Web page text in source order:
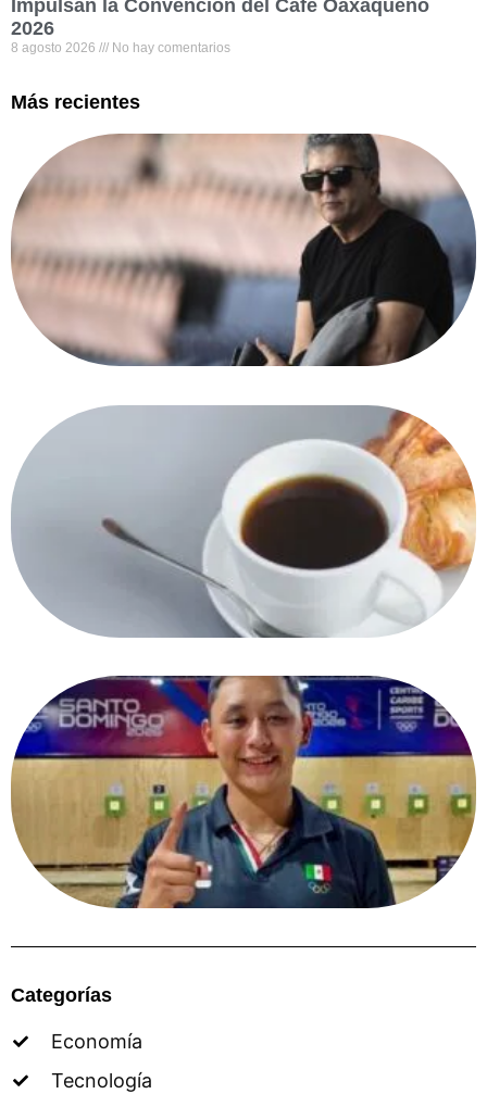
Impulsan la Convención del Café Oaxaqueño
2026
8 agosto 2026 No hay comentarios
Más recientes
Categorías
Economía
Tecnología